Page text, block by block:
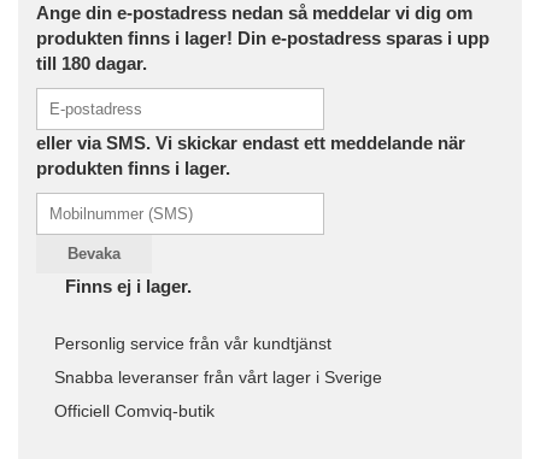
Ange din e-postadress nedan så meddelar vi dig om
produkten finns i lager! Din e-postadress sparas i upp
till 180 dagar.
eller via SMS. Vi skickar endast ett meddelande när
produkten finns i lager.
Bevaka
Finns ej i lager.
Personlig service från vår kundtjänst
Snabba leveranser från vårt lager i Sverige
Officiell Comviq-butik